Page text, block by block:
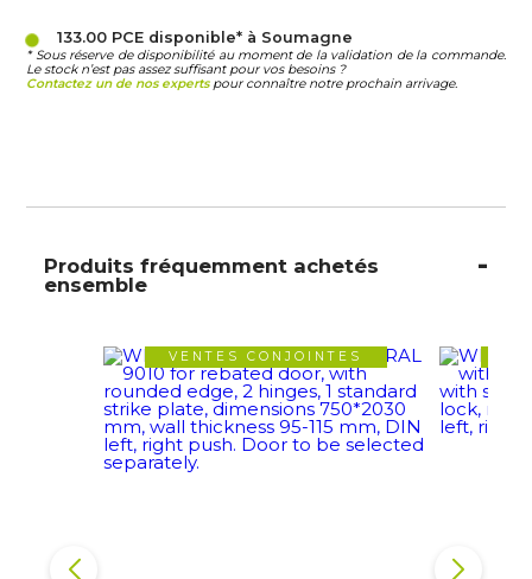
133.00 PCEdisponible* à Soumagne
* Sous réserve de disponibilité au moment de la validation de la commande.
Le stock n’est pas assez suffisant pour vos besoins ?
Contactez un de nos expertspour connaître notre prochain arrivage.
Produits fréquemment achetés
ensemble
VENTES CONJOINTES